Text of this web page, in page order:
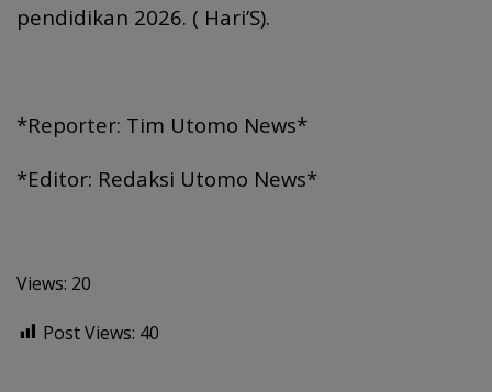
pendidikan 2026. ( Hari’S).
*Reporter: Tim Utomo News*
*Editor: Redaksi Utomo News*
Views: 20
Post Views: 40